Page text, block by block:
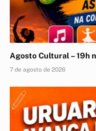
Agosto Cultural – 19h
7 de agosto de 2026